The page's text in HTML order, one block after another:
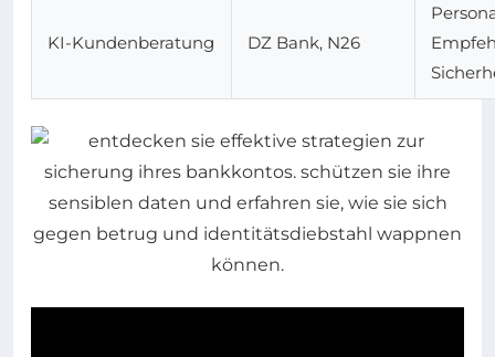
KI-Kundenberatung DZ Bank, N26